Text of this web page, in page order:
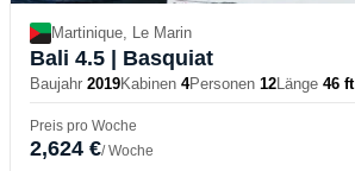
Martinique, Le Marin
Bali 4.5 | Basquiat
Baujahr 2019Kabinen 4Personen 12Länge 46 ft
Preis pro Woche
2,624 €/ Woche